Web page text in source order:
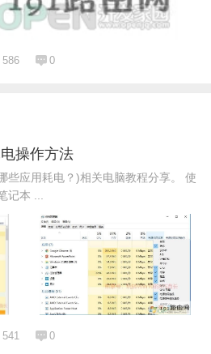
586 0
操作方法
些应用耗电？)相关电脑教程分享。 使
记本 ...
541 0